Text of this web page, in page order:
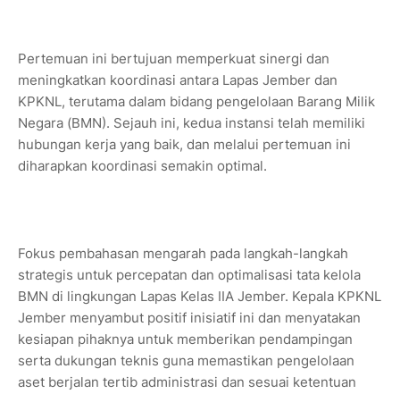
Pertemuan ini bertujuan memperkuat sinergi dan
meningkatkan koordinasi antara Lapas Jember dan
KPKNL, terutama dalam bidang pengelolaan Barang Milik
Negara (BMN). Sejauh ini, kedua instansi telah memiliki
hubungan kerja yang baik, dan melalui pertemuan ini
diharapkan koordinasi semakin optimal.
Fokus pembahasan mengarah pada langkah-langkah
strategis untuk percepatan dan optimalisasi tata kelola
BMN di lingkungan Lapas Kelas IIA Jember. Kepala KPKNL
Jember menyambut positif inisiatif ini dan menyatakan
kesiapan pihaknya untuk memberikan pendampingan
serta dukungan teknis guna memastikan pengelolaan
aset berjalan tertib administrasi dan sesuai ketentuan